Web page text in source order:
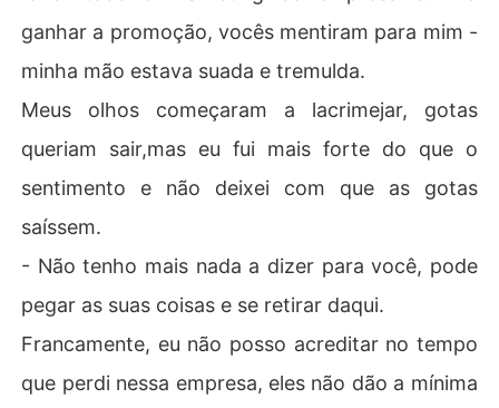
ganhar a promoção, vocês mentiram para mim -
minha mão estava suada e tremulda.
Meus olhos começaram a lacrimejar, gotas
queriam sair,mas eu fui mais forte do que o
sentimento e não deixei com que as gotas
saíssem.
- Não tenho mais nada a dizer para você, pode
pegar as suas coisas e se retirar daqui.
Francamente, eu não posso acreditar no tempo
que perdi nessa empresa, eles não dão a mínima